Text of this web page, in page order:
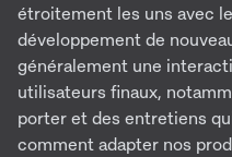
étroitement les uns avec
développement de
généralement une
utilisateurs finaux,
porter et des entretiens
comment adapter nos